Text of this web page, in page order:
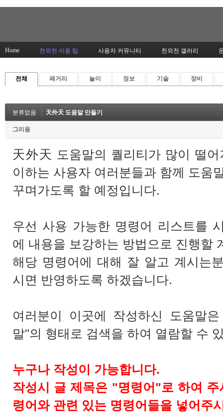
Home 천외천 이용 팁 사용자 커뮤니티 천외천 갤러리
전체 패거리 놀이 정보 기술 장비
분류없음 天外天 도움말 만들기
그리움
天外天 도움말의 퀄리티가 많이 떨
이하는 사용자 여러분들과 함께 도움
꾸며가도록 할 예정입니다.
우선 사용 가능한 명령어 리스트를
에 내용을 보강하는 방법으로 진행할
해당 명령어에 대해 잘 알고 계시는
시면 반영하도록 하겠습니다.
여러분이 이곳에 작성하신 도움말
말"의 형태로 검색을 하여 열람할 수
누구나 작성이 가능합니다.
작성시 글 제목은 "명령어"로 하여
령어와 관련 있는 명령어들을 넣어주